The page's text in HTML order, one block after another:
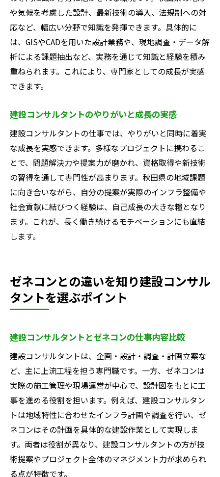
や気候を考慮した設計、最新技術の導入、法規制への対
応など、幅広い分野で知識を発揮できます。具体的に
は、GISやCADを用いた設計業務や、現地調査・データ解
析による課題抽出など、実務を通じて知識と経験を積み
重ねられます。これにより、専門家としての成長が実感
できます。
建設コンサルタントのやりがいと成長の実感
建設コンサルタントの仕事では、やりがいと同時に着実
な成長を実感できます。多様なプロジェクトに携わるこ
とで、問題解決力や提案力が磨かれ、資格取得や新技術
の習得を通して専門性が高まります。秋田県の地域課題
に向き合いながら、自分の提案が実際のインフラ整備や
社会貢献に結びつく経験は、自己成長の大きな糧となり
ます。これが、長く働き続けるモチベーションにも直結
します。
ゼネコンとの違いを知り建設コンサル
タントを選ぶポイント
建設コンサルタントとゼネコンの仕事内容比較
建設コンサルタントは、企画・設計・調査・計画立案な
ど、主に上流工程を担う専門職です。一方、ゼネコンは
実際の施工管理や現場運営が中心で、設計図をもとに工
事を進める役割を担います。例えば、建設コンサルタン
トは地域特性に合わせたインフラ計画や調査を行い、ゼ
ネコンはその計画を具体的な建設作業として実現しま
す。両者は役割が異なり、建設コンサルタントの方が技
術提案やプロジェクト全体のマネジメント力が求められ
る点が特徴です。